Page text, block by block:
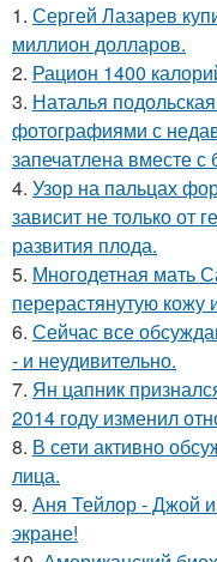
1. Сергей Лазарев
миллион долларов.
2. Рацион 1400
3. Наталья
фотографиями с
запечатлена вместе
4. Узор на пальцах
зависит не только от
развития плода.
5. Многодетная мать
перерастянутую
6. Сейчас все
- и неудивительно.
7. Ян цапник
2014 году изменил
8. В сети активно
лица.
9. Аня Тейлор - Джой
экране!